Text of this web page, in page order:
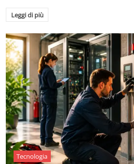
Leggi di più
Tecnologia